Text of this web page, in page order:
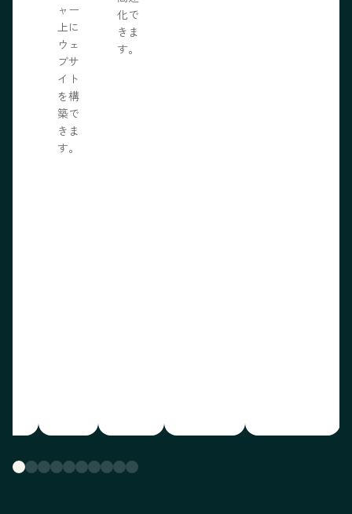
ャー
上に
ウェ
ブサ
イト
を構
築で
きま
す。
化で
きま
す。